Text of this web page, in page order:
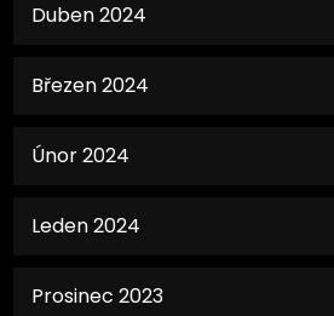
Duben 2024
Březen 2024
Únor 2024
Leden 2024
Prosinec 2023